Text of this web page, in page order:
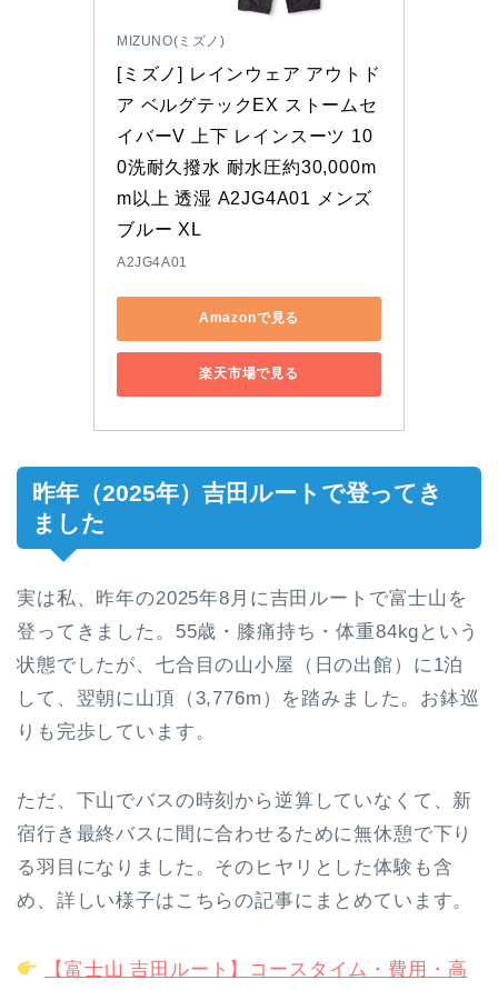
MIZUNO(ミズノ)
[ミズノ] レインウェア アウトド
ア ベルグテックEX ストームセ
イバーV 上下 レインスーツ 10
0洗耐久撥水 耐水圧約30,000m
m以上 透湿 A2JG4A01 メンズ
ブルー XL
A2JG4A01
Amazonで見る
楽天市場で見る
昨年（2025年）吉田ルートで登ってき
ました
実は私、昨年の2025年8月に吉田ルートで富士山を
登ってきました。55歳・膝痛持ち・体重84kgという
状態でしたが、七合目の山小屋（日の出館）に1泊
して、翌朝に山頂（3,776m）を踏みました。お鉢巡
りも完歩しています。
ただ、下山でバスの時刻から逆算していなくて、新
宿行き最終バスに間に合わせるために無休憩で下り
る羽目になりました。そのヒヤリとした体験も含
め、詳しい様子はこちらの記事にまとめています。
【富士山 吉田ルート】コースタイム・費用・高